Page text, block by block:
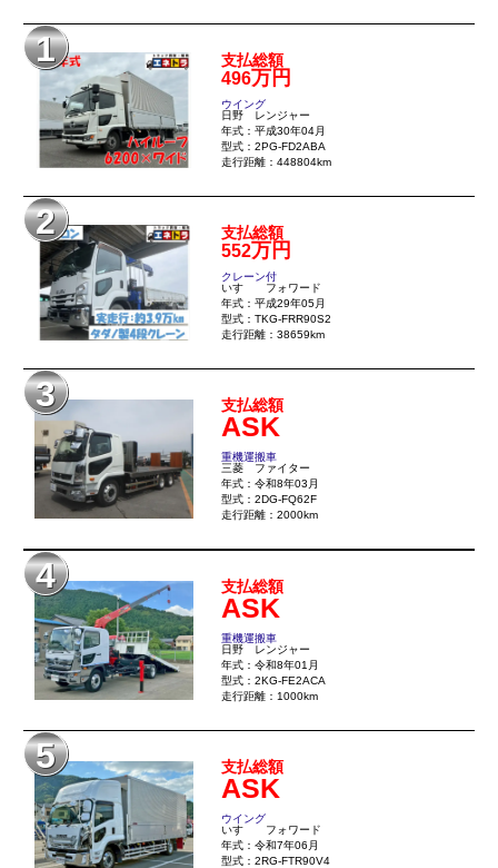
1 支払総額
496万円
ウイング
日野 レンジャー
年式：平成30年04月
型式：2PG-FD2ABA
走行距離：448804km
2 支払総額
552万円
クレーン付
いすゞ フォワード
年式：平成29年05月
型式：TKG-FRR90S2
走行距離：38659km
3 支払総額
ASK
重機運搬車
三菱 ファイター
年式：令和8年03月
型式：2DG-FQ62F
走行距離：2000km
4 支払総額
ASK
重機運搬車
日野 レンジャー
年式：令和8年01月
型式：2KG-FE2ACA
走行距離：1000km
5 支払総額
ASK
ウイング
いすゞ フォワード
年式：令和7年06月
型式：2RG-FTR90V4